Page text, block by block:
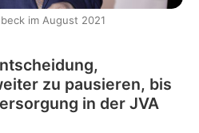
im August 2021
zu pausieren, bis
in der JVA